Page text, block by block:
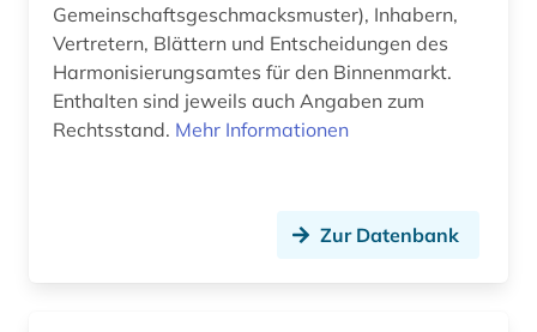
Gemeinschaftsgeschmacksmuster), Inhabern,
Vertretern, Blättern und Entscheidungen des
Harmonisierungsamtes für den Binnenmarkt.
Enthalten sind jeweils auch Angaben zum
Rechtsstand. Mehr Informationen
Zur Datenbank